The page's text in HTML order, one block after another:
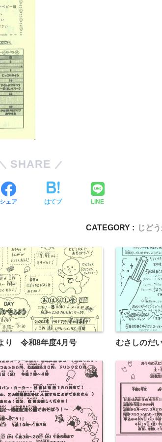
SHARE
ェア はてブ LINE
CATEGORY : じど
り 令和8年度4月号 むさしのだ